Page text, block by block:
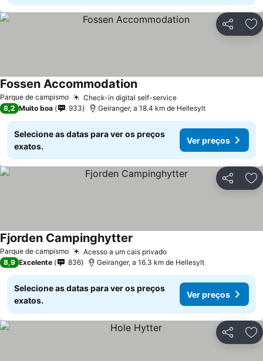
Partilhar
Parque de campismo Check-in digital self-service
Fossen Accommodation
8,2 Muito boa 933 Geiranger, a 18.4 km de Hellesylt
Selecione as datas para ver os preços
exatos.
Ver preços
Partilhar
Parque de campismo Acesso a um cais privado
Fjorden Campinghytter
8,9 Excelente 836 Geiranger, a 16.3 km de Hellesylt
Selecione as datas para ver os preços
exatos.
Ver preços
Partilhar